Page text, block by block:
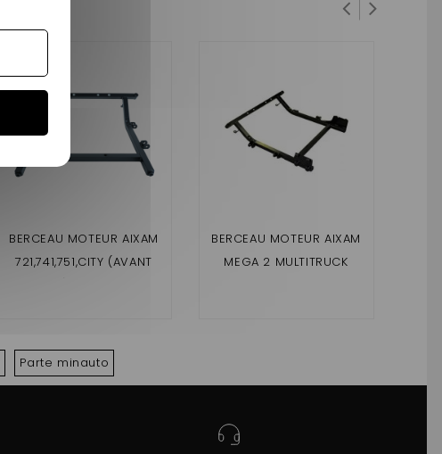
BERCEAU MOTEUR AIXAM
721,741,751,CITY (AVANT
BERCEAU MOTEUR AIXAM
MEGA 2 MULTITRUCK
Parte minauto